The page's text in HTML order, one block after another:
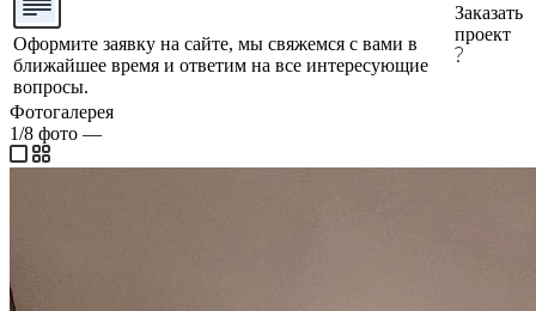
Оформите заявку на сайте, мы свяжемся с вами в
ближайшее время и ответим на все интересующие
вопросы.
Заказать
проект
Фотогалерея
1/8 фото —